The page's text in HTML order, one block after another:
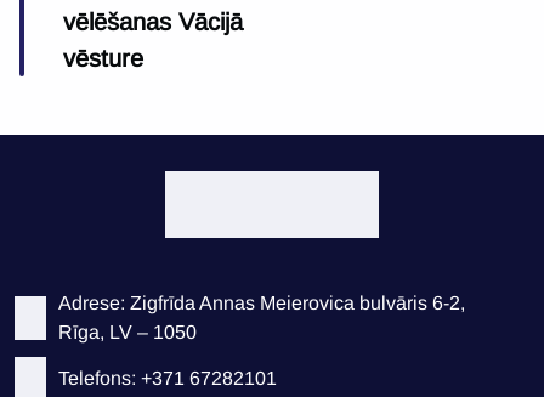
vēlēšanas Vācijā
vēsture
Adrese: Zigfrīda Annas Meierovica bulvāris 6-2,
Rīga, LV – 1050
Telefons: +371 67282101